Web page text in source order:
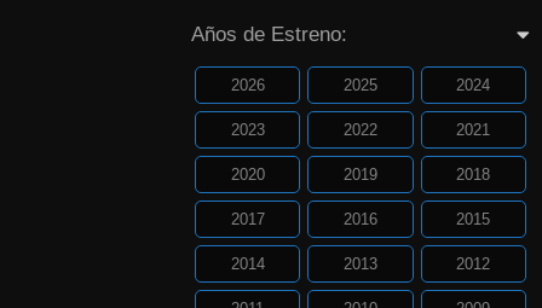
Años de Estreno:
2026 2025 2024
2023 2022 2021
2020 2019 2018
2017 2016 2015
2014 2013 2012